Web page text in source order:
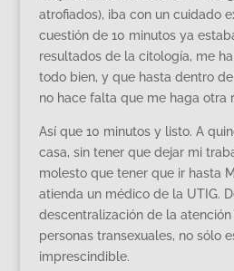
atrofiados), iba con un cuidado
cuestión de 10 minutos ya
resultados de la citología, me
todo bien, y que hasta dentro
no hace falta que me haga otra
Así que 10 minutos y listo. A
casa, sin tener que dejar mi
molesto que tener que ir hasta
atienda un médico de la UTIG.
descentralización de la
personas transexuales, no sólo
imprescindible.